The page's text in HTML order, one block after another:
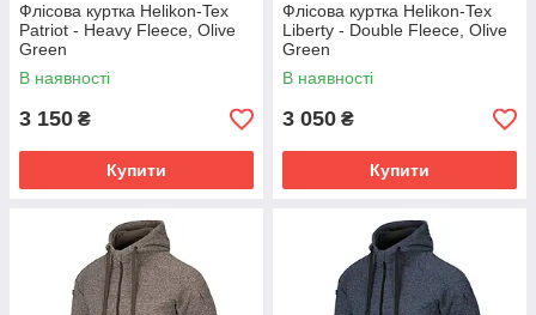
Флісова куртка Helikon-Tex
Patriot - Heavy Fleece, Olive
Green
В наявності
3 150 ₴
Купити
Флісова куртка Helikon-Tex
Liberty - Double Fleece, Olive
Green
В наявності
3 050 ₴
Купити